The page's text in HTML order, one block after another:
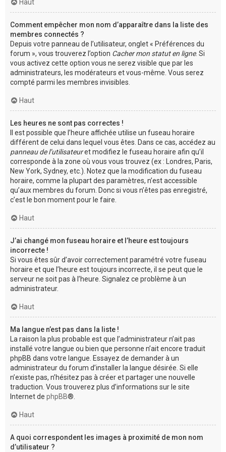
Haut
Comment empêcher mon nom d’apparaître dans la liste des
membres connectés ?
Depuis votre panneau de l’utilisateur, onglet « Préférences du
forum », vous trouverez l’option Cacher mon statut en ligne. Si
vous activez cette option vous ne serez visible que par les
administrateurs, les modérateurs et vous-même. Vous serez
compté parmi les membres invisibles.
Haut
Les heures ne sont pas correctes !
Il est possible que l’heure affichée utilise un fuseau horaire
différent de celui dans lequel vous êtes. Dans ce cas, accédez au
panneau de l’utilisateuret modifiez le fuseau horaire afin qu’il
corresponde à la zone où vous vous trouvez (ex : Londres, Paris,
New York, Sydney, etc.). Notez que la modification du fuseau
horaire, comme la plupart des paramètres, n’est accessible
qu’aux membres du forum. Donc si vous n’êtes pas enregistré,
c’est le bon moment pour le faire.
Haut
J’ai changé mon fuseau horaire et l’heure est toujours
incorrecte !
Si vous êtes sûr d’avoir correctement paramétré votre fuseau
horaire et que l’heure est toujours incorrecte, il se peut que le
serveur ne soit pas à l’heure. Signalez ce problème à un
administrateur.
Haut
Ma langue n’est pas dans la liste !
La raison la plus probable est que l’administrateur n’ait pas
installé votre langue ou bien que personne n’ait encore traduit
phpBB dans votre langue. Essayez de demander à un
administrateur du forum d’installer la langue désirée. Si elle
n’existe pas, n’hésitez pas à créer et partager une nouvelle
traduction. Vous trouverez plus d’informations sur le site
Internet de phpBB®.
Haut
A quoi correspondent les images à proximité de mon nom
d’utilisateur ?